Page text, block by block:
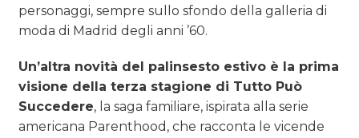
personaggi, sempre sullo sfondo della galleria di
moda di Madrid degli anni ’60.
Un’altra novità del palinsesto estivo è la prima
visione della terza stagione di Tutto Può
Succedere, la saga familiare, ispirata alla serie
americana Parenthood, che racconta le vicende